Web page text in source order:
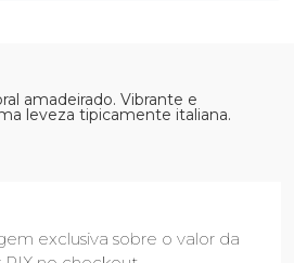
amadeirado. Vibrante e
leveza tipicamente italiana.
exclusiva sobre o valor da